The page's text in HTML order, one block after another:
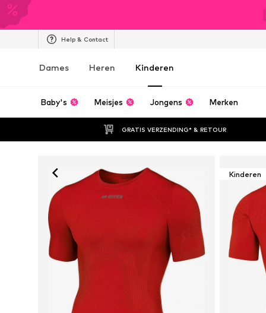
Help & Contact
Dames Heren Kinderen
Baby's Meisjes Jongens Merken
GRATIS VERZENDING* & RETOUR
Kinderen